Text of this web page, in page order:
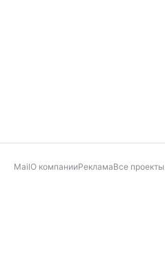
MailО компанииРекламаВсе проекты